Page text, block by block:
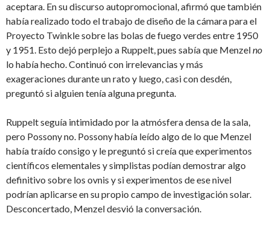
aceptara. En su discurso autopromocional, afirmó que también
había realizado todo el trabajo de diseño de la cámara para el
Proyecto Twinkle sobre las bolas de fuego verdes entre 1950
y 1951. Esto dejó perplejo a Ruppelt, pues sabía que Menzelno
lo había hecho. Continuó con irrelevancias y más
exageraciones durante un rato y luego, casi con desdén,
preguntó si alguien tenía alguna pregunta.
Ruppelt seguía intimidado por la atmósfera densa de la sala,
pero Possony no. Possony había leído algo de lo que Menzel
había traído consigo y le preguntó si creía que experimentos
científicos elementales y simplistas podían demostrar algo
definitivo sobre los ovnis y si experimentos de ese nivel
podrían aplicarse en su propio campo de investigación solar.
Desconcertado, Menzel desvió la conversación.